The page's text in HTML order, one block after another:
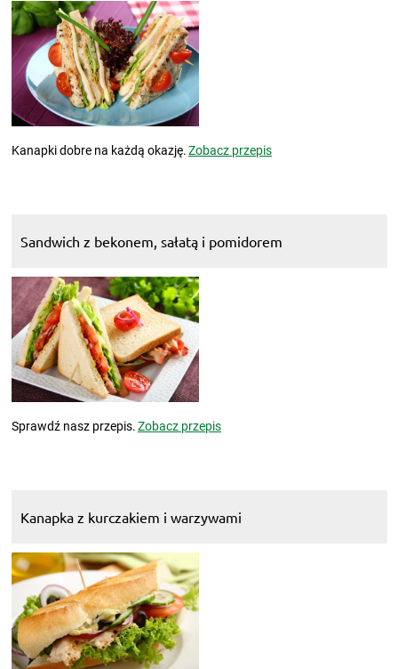
Kanapki dobre na każdą okazję.Zobacz przepis
Sandwich z bekonem, sałatą i pomidorem
Sprawdź nasz przepis.Zobacz przepis
Kanapka z kurczakiem i warzywami